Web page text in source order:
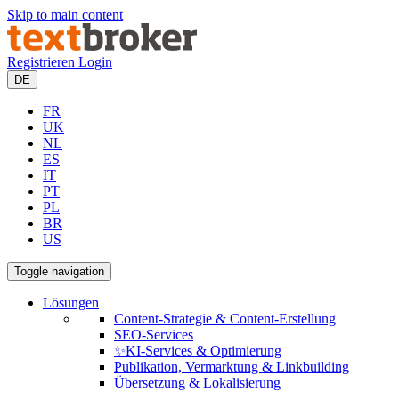
Skip to main content
Registrieren Login
DE
FR
UK
NL
ES
IT
PT
PL
BR
US
Toggle navigation
Lösungen
Content-Strategie & Content-Erstellung
SEO-Services
✨KI-Services & Optimierung
Publikation, Vermarktung & Linkbuilding
Übersetzung & Lokalisierung